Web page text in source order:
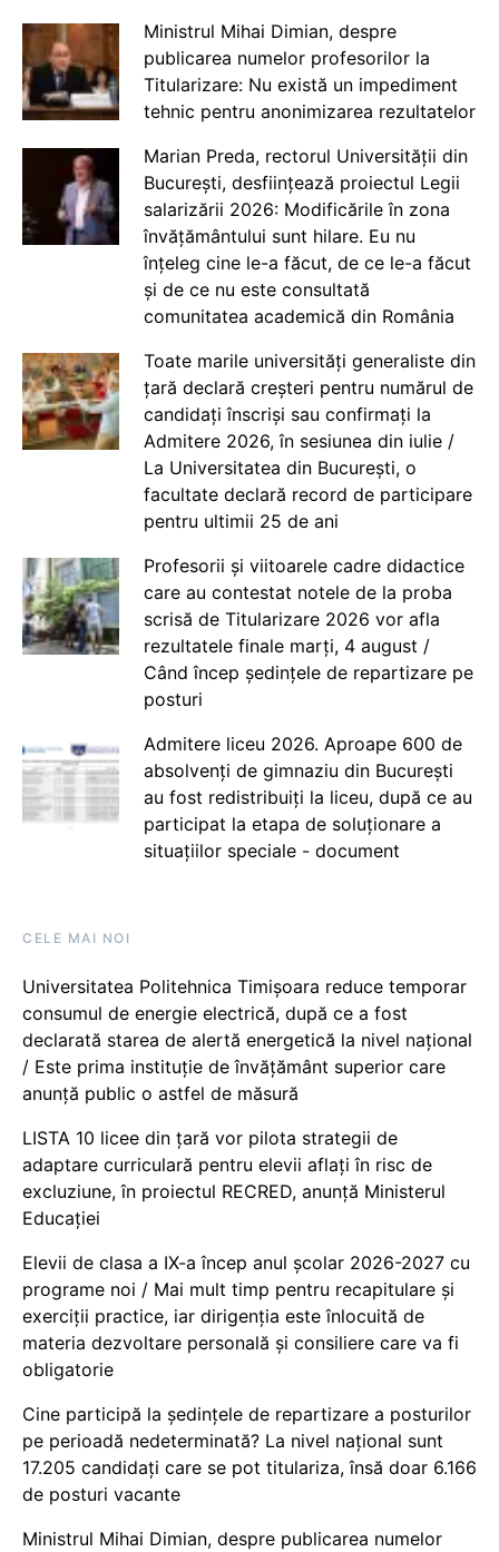
Ministrul Mihai Dimian, despre
publicarea numelor profesorilor la
Titularizare: Nu există un impediment
tehnic pentru anonimizarea rezultatelor
Marian Preda, rectorul Universității din
București, desființează proiectul Legii
salarizării 2026: Modificările în zona
învățământului sunt hilare. Eu nu
înțeleg cine le-a făcut, de ce le-a făcut
și de ce nu este consultată
comunitatea academică din România
Toate marile universități generaliste din
țară declară creșteri pentru numărul de
candidați înscriși sau confirmați la
Admitere 2026, în sesiunea din iulie /
La Universitatea din București, o
facultate declară record de participare
pentru ultimii 25 de ani
Profesorii și viitoarele cadre didactice
care au contestat notele de la proba
scrisă de Titularizare 2026 vor afla
rezultatele finale marți, 4 august /
Când încep ședințele de repartizare pe
posturi
Admitere liceu 2026. Aproape 600 de
absolvenți de gimnaziu din București
au fost redistribuiți la liceu, după ce au
participat la etapa de soluționare a
situațiilor speciale - document
CELE MAI NOI
Universitatea Politehnica Timișoara reduce temporar
consumul de energie electrică, după ce a fost
declarată starea de alertă energetică la nivel național
/ Este prima instituție de învățământ superior care
anunță public o astfel de măsură
LISTA 10 licee din țară vor pilota strategii de
adaptare curriculară pentru elevii aflați în risc de
excluziune, în proiectul RECRED, anunță Ministerul
Educației
Elevii de clasa a IX-a încep anul școlar 2026-2027 cu
programe noi / Mai mult timp pentru recapitulare și
exerciții practice, iar dirigenția este înlocuită de
materia dezvoltare personală și consiliere care va fi
obligatorie
Cine participă la ședințele de repartizare a posturilor
pe perioadă nedeterminată? La nivel național sunt
17.205 candidați care se pot titulariza, însă doar 6.166
de posturi vacante
Ministrul Mihai Dimian, despre publicarea numelor